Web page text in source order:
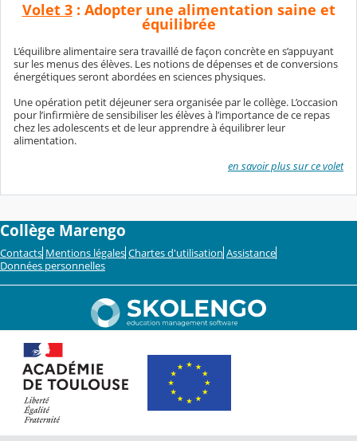
Volet 3: Adopter une alimentation saine et
équilibrée
L’équilibre alimentaire sera travaillé de façon concrète en s’appuyant
sur les menus des élèves. Les notions de dépenses et de conversions
énergétiques seront abordées en sciences physiques.
Une opération petit déjeuner sera organisée par le collège. L’occasion
pour l’infirmière de sensibiliser les élèves à l’importance de ce repas
chez les adolescents et de leur apprendre à équilibrer leur
alimentation.
en savoir plus sur ce volet
Collège Marengo
Contacts Mentions légales Chartes d'utilisation Assistance
Données personnelles